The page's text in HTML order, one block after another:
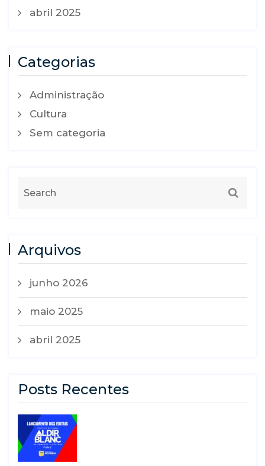
abril 2025
Categorias
Administração
Cultura
Sem categoria
Arquivos
junho 2026
maio 2025
abril 2025
Posts Recentes